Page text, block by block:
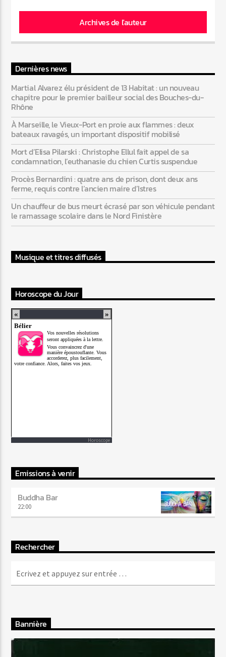
Web-Radio-Latino
Archives de l'auteur
Dernières news
Martial Alvarez élu président de 13 Habitat : un nouveau
chapitre pour le premier bailleur social des Bouches-du-
Rhône
À Marseille, le Vieux-Port en proie aux flammes : deux
bateaux ravagés, un important dispositif mobilisé
Mort d’Elisa Pilarski : Christophe Ellul fait appel de sa
condamnation, l’euthanasie du chien Curtis suspendue
Procès Bernardini : quatre ans de prison, dont deux ans
ferme, requis contre l’ancien maire d’Istres
Un chauffeur de bus meurt écrasé par son véhicule pendant
le ramassage scolaire dans le Nord Finistère
Musique et titres diffusés
Horoscope du Jour
Horoscope
Emissions à venir
Buddha Bar
22:00
Rechercher
Bannière